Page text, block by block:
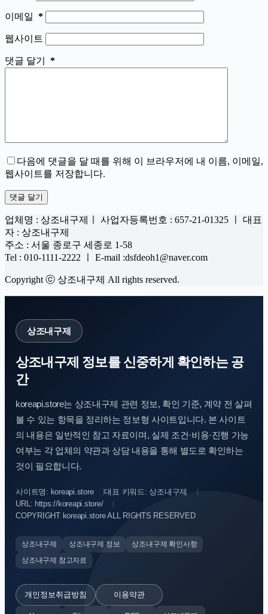
이메일 *
웹사이트
댓글 달기 *
다음에 댓글을 달 때를 위해 이 브라우저에 내 이름, 이메일,
웹사이트를 저장합니다.
댓글 달기
업체명 : 상조내구제ㅣ 사업자등록번호 : 657-21-01325 ㅣ 대표
자 : 상조내구제
주소 : 서울 종로구 세종로 1-58
Tel : 010-1111-2222 ㅣ E-mail :dsfdeoh1@naver.com
Copyright ⓒ 상조내구제 All rights reserved.
상조내구제
상조내구제 정보를 신중하게 확인하는 공
간
koreapi.store는 상조내구제 관련 정보, 확인 기준, 계약 전 살펴
볼 수 있는 항목을 정리하는 정보형 사이트입니다. 본 사이트
의 내용은 일반적인 참고 자료이며, 실제 조건·비용·진행 가능
여부는 각 업체의 약관과 상담 내용을 통해 별도로 확인하는
것이 필요합니다.
사이트명: koreapi.store
대표 키워드: 상조내구제
URL: https://koreapi.store/
COPYRIGHT koreapi.store ALL RIGHTS RESERVED
상조내구제 상조내구제 정보
상조내구제 확인사항
상조내구제 참고자료
개인정보취급방침 이용약관